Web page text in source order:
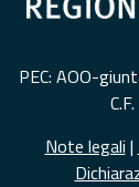
PEC: AOO-
Note legali |